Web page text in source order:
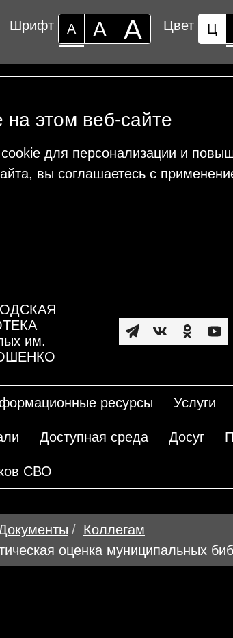
Шрифт А А А Цвет Ц
этом веб-сайте
для персонализации и
вы соглашаетесь с
им.
ресурсы Услуги
Доступная среда Досуг
СВО
Коллегам
оценка муниципальных